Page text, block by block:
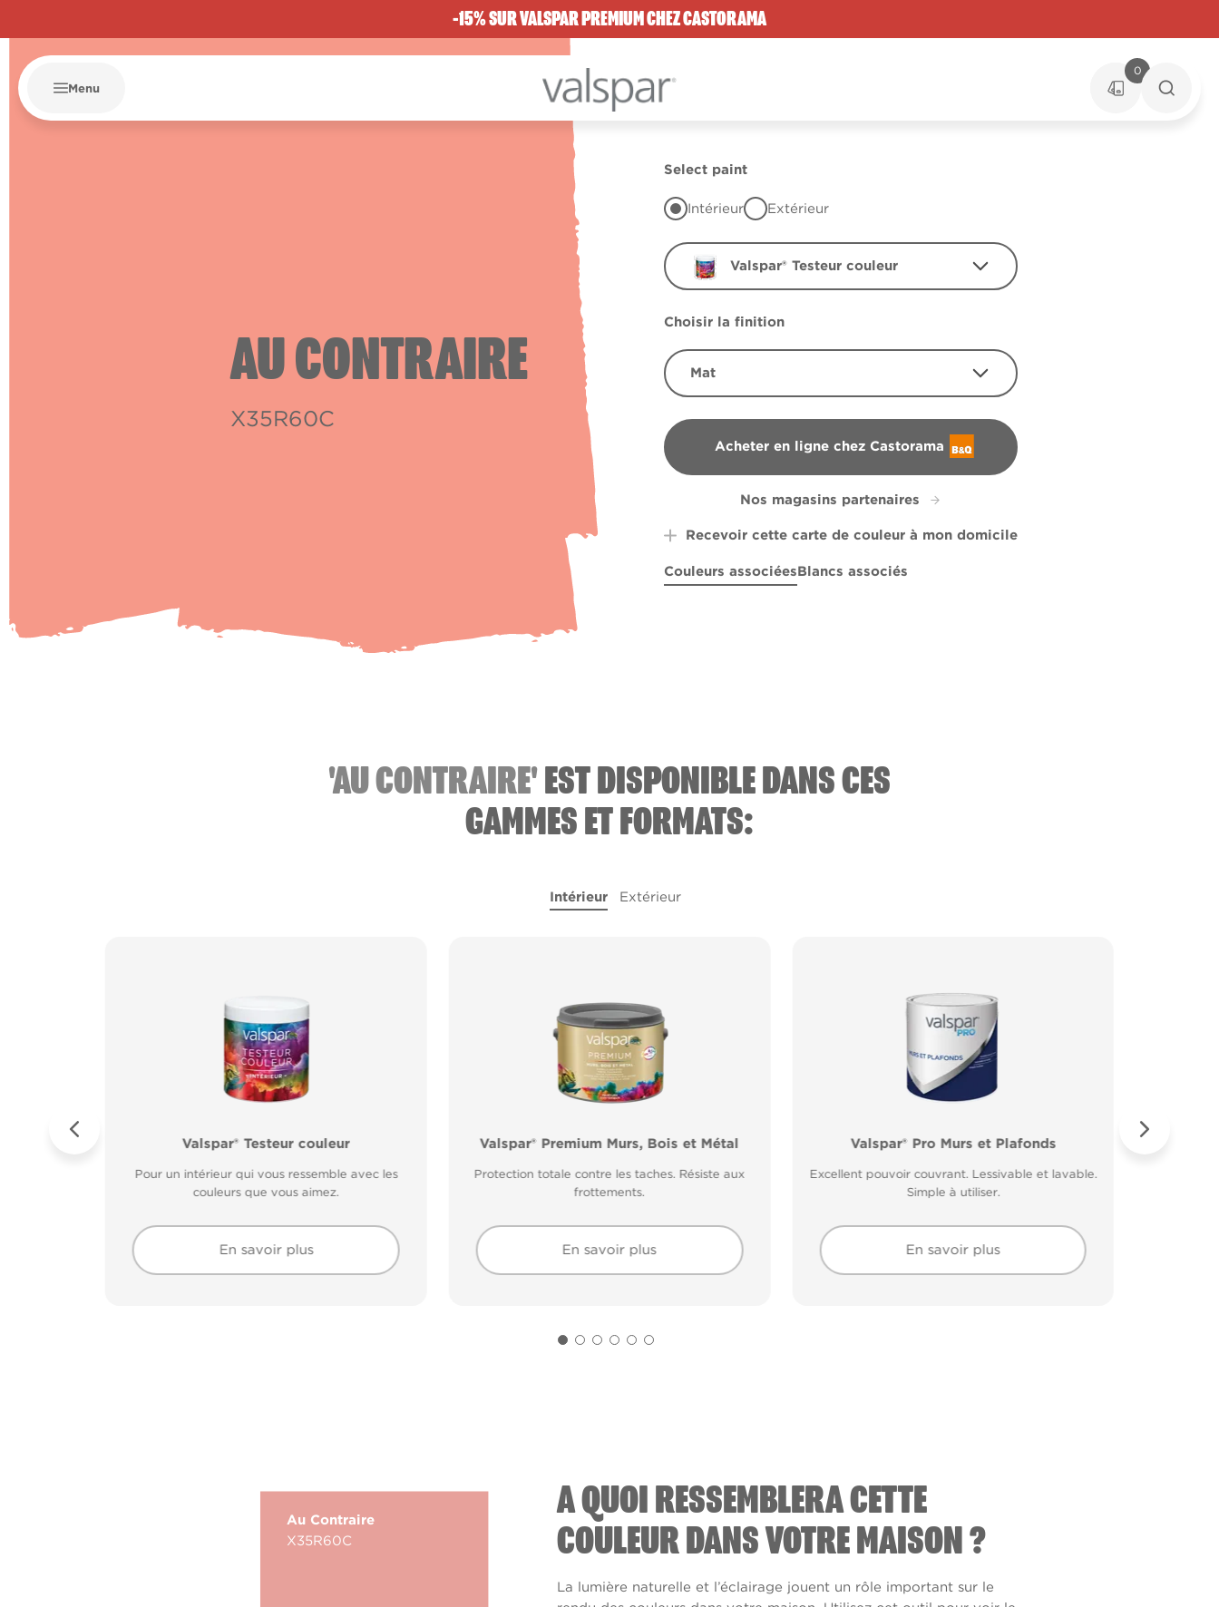
-15% SUR VALSPAR PREMIUM CHEZ CASTORAMA
Menu
0
AU CONTRAIRE
X35R60C
Select paint
Intérieur Extérieur
Valspar® Testeur couleur
Choisir la finition
Mat
Acheter en ligne chez Castorama
B&Q
Nos magasins partenaires
Recevoir cette carte de couleur à mon domicile
Couleurs associéesBlancs associés
'AU CONTRAIRE'EST DISPONIBLE DANS CES
GAMMES ET FORMATS:
Intérieur Extérieur
Valspar® Testeur couleur
Pour un intérieur qui vous ressemble avec les
couleurs que vous aimez.
En savoir plus
Valspar® Premium Murs, Bois et Métal
Protection totale contre les taches. Résiste aux
frottements.
En savoir plus
Valspar® Pro Murs et Plafonds
Excellent pouvoir couvrant. Lessivable et lavable.
Simple à utiliser.
En savoir plus
Valspar® Pro Extérieur Boiseries et Métal
Résiste aux fissures et à l’écaillage. Résiste aux
intempéries.
Valspar® Pro Peinture Façade Toutes
Application idéale entre 2°C et 15°C de
Valspar® Pro Peinture Façade
Microporeuse et respirante. Résiste à la pluie 30
minutes après application.
Au Contraire
X35R60C
A QUOI RESSEMBLERA CETTE
COULEUR DANS VOTRE MAISON ?
La lumière naturelle et l’éclairage jouent un rôle important sur le